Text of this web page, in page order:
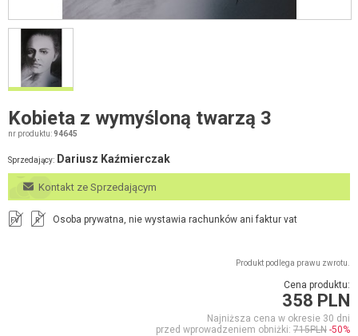
Kobieta z wymyśloną twarzą 3
nr produktu:94645
Sprzedający: Dariusz Kaźmierczak
Kontakt ze Sprzedającym
FV R Osoba prywatna, nie wystawia rachunków ani faktur vat
Produkt podlega prawu zwrotu.
Cena produktu:
358 PLN
Najniższa cena w okresie 30 dni
przed wprowadzeniem obniżki: 715PLN -50%